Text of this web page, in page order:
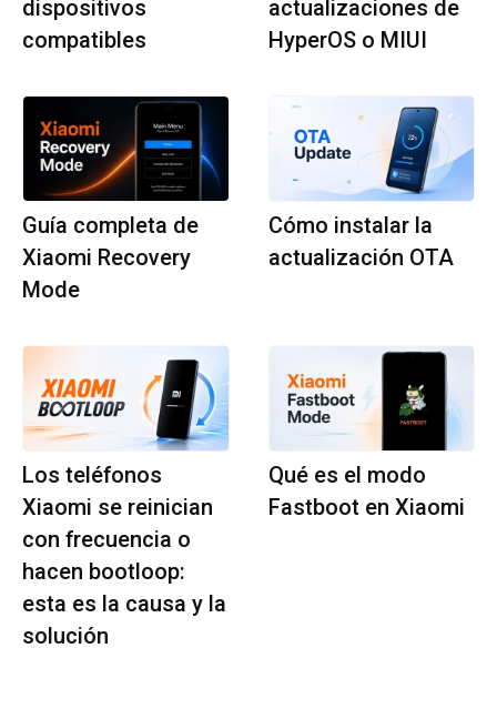
dispositivos
compatibles
actualizaciones de
HyperOS o MIUI
Guía completa de
Xiaomi Recovery
Mode
Cómo instalar la
actualización OTA
Los teléfonos
Xiaomi se reinician
con frecuencia o
hacen bootloop:
esta es la causa y la
solución
Qué es el modo
Fastboot en Xiaomi